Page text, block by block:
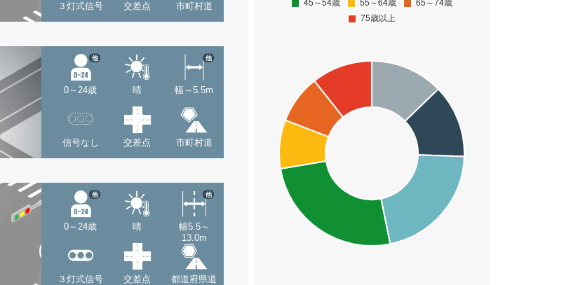
３灯式信号 交差点 市町村道
0～24歳
他
晴 幅～5.5m
他
信号なし 交差点 市町村道
0～24歳
他
晴
幅5.5～
13.0m
他
３灯式信号 交差点 都道府県道